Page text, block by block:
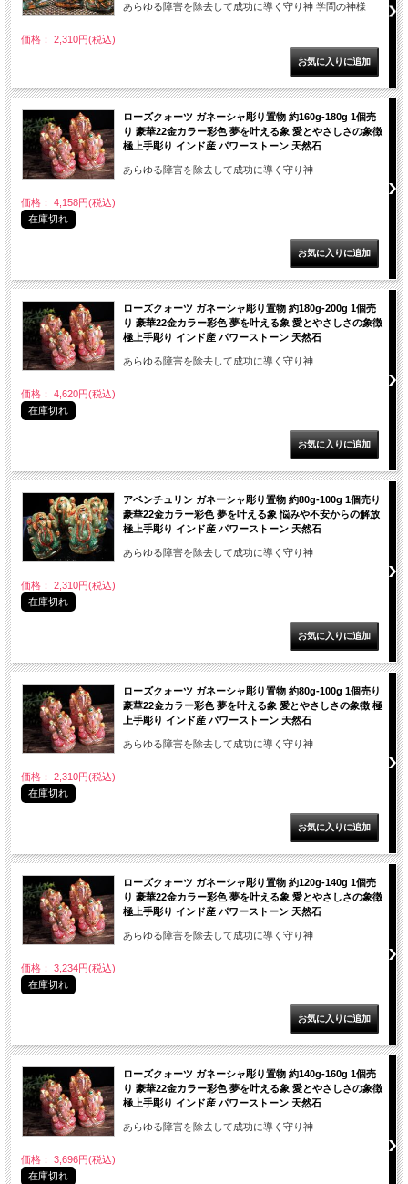
あらゆる障害を除去して成功に導く守り神 学問の神様
価格： 2,310円(税込)
ローズクォーツ ガネーシャ彫り置物 約160g-180g 1個売
り 豪華22金カラー彩色 夢を叶える象 愛とやさしさの象徴
極上手彫り インド産 パワーストーン 天然石
あらゆる障害を除去して成功に導く守り神
価格： 4,158円(税込)
在庫切れ
ローズクォーツ ガネーシャ彫り置物 約180g-200g 1個売
り 豪華22金カラー彩色 夢を叶える象 愛とやさしさの象徴
極上手彫り インド産 パワーストーン 天然石
あらゆる障害を除去して成功に導く守り神
価格： 4,620円(税込)
在庫切れ
アベンチュリン ガネーシャ彫り置物 約80g-100g 1個売り
豪華22金カラー彩色 夢を叶える象 悩みや不安からの解放
極上手彫り インド産 パワーストーン 天然石
あらゆる障害を除去して成功に導く守り神
価格： 2,310円(税込)
在庫切れ
ローズクォーツ ガネーシャ彫り置物 約80g-100g 1個売り
豪華22金カラー彩色 夢を叶える象 愛とやさしさの象徴 極
上手彫り インド産 パワーストーン 天然石
あらゆる障害を除去して成功に導く守り神
価格： 2,310円(税込)
在庫切れ
ローズクォーツ ガネーシャ彫り置物 約120g-140g 1個売
り 豪華22金カラー彩色 夢を叶える象 愛とやさしさの象徴
極上手彫り インド産 パワーストーン 天然石
あらゆる障害を除去して成功に導く守り神
価格： 3,234円(税込)
在庫切れ
ローズクォーツ ガネーシャ彫り置物 約140g-160g 1個売
り 豪華22金カラー彩色 夢を叶える象 愛とやさしさの象徴
極上手彫り インド産 パワーストーン 天然石
あらゆる障害を除去して成功に導く守り神
価格： 3,696円(税込)
在庫切れ